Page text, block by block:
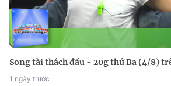
Song tài thách đấu - 20g thứ Ba (4/8)
1 ngày trước